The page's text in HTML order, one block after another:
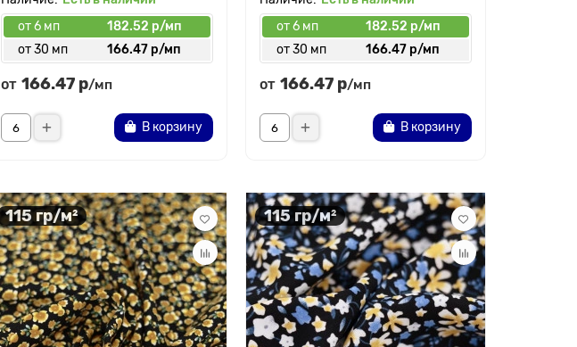
от 6 мп
182.52 р/мп
от 30 мп
166.47 р/мп
от 166.47 р/мп
В корзину
от 6 мп
182.52 р/мп
от 30 мп
166.47 р/мп
от 166.47 р/мп
В корзину
115 гр/м² 115 гр/м²